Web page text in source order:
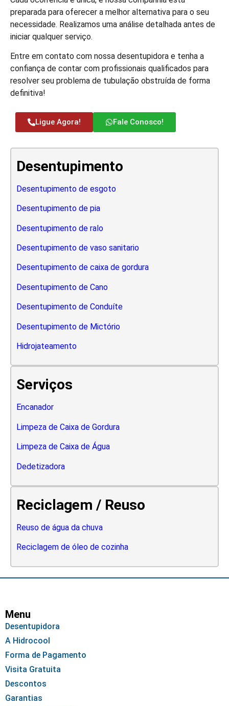
preparada para oferecer a melhor alternativa para o seu
necessidade. Realizamos uma análise detalhada antes de
iniciar qualquer serviço.
Entre em contato com nossa desentupidora e tenha a
confiança de contar com profissionais qualificados para
resolver seu problema de tubulação obstruída de forma
definitiva!
Ligue Agora! Fale Conosco!
Desentupimento
Desentupimento de esgoto
Desentupimento de pia
Desentupimento de ralo
Desentupimento de vaso sanitario
Desentupimento de caixa de gordura
Desentupimento de Cano
Desentupimento de Conduíte
Desentupimento de Mictório
Hidrojateamento
Serviços
Encanador
Limpeza de Caixa de Gordura
Limpeza de Caixa de Água
Dedetizadora
Reciclagem / Reuso
Reuso de água da chuva
Reciclagem de óleo de cozinha
Menu
Desentupidora
A Hidrocool
Forma de Pagamento
Visita Gratuita
Descontos
Garantias